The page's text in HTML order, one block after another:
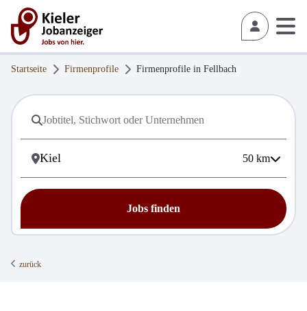
Startseite Firmenprofile Firmenprofile in Fellbach
50 km
Jobs finden
zurück